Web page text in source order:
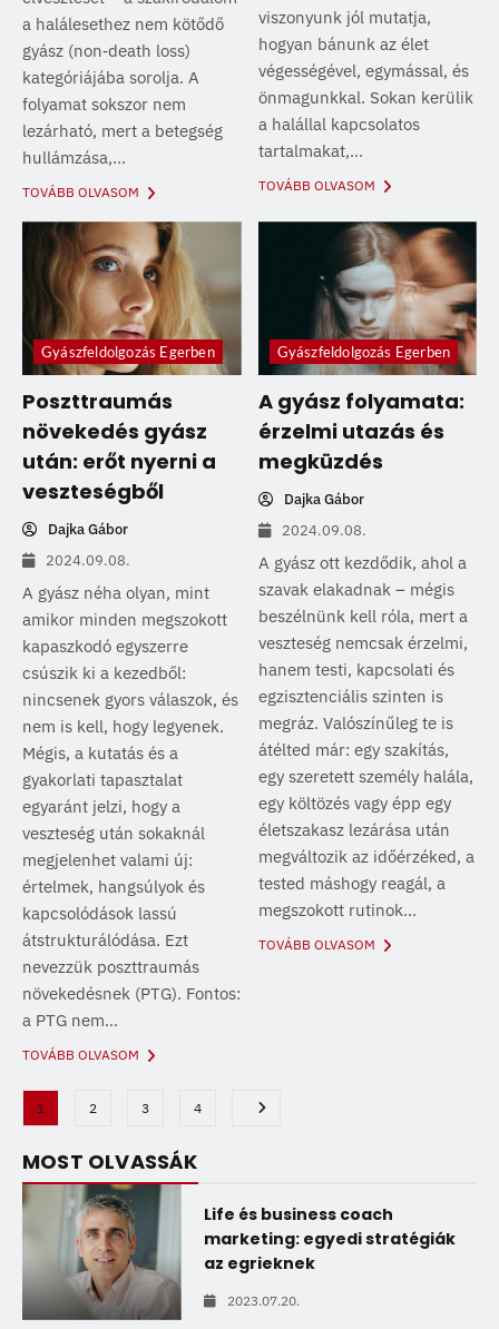
a halálesethez nem kötődő
gyász (non‑death loss)
kategóriájába sorolja. A
folyamat sokszor nem
lezárható, mert a betegség
hullámzása,...
TOVÁBB OLVASOM
viszonyunk jól mutatja,
hogyan bánunk az élet
végességével, egymással, és
önmagunkkal. Sokan kerülik
a halállal kapcsolatos
tartalmakat,...
TOVÁBB OLVASOM
Gyászfeldolgozás Egerben
Poszttraumás
növekedés gyász
után: erőt nyerni a
veszteségből
Dajka Gábor
2024.09.08.
A gyász néha olyan, mint
amikor minden megszokott
kapaszkodó egyszerre
csúszik ki a kezedből:
nincsenek gyors válaszok, és
nem is kell, hogy legyenek.
Mégis, a kutatás és a
gyakorlati tapasztalat
egyaránt jelzi, hogy a
veszteség után sokaknál
megjelenhet valami új:
értelmek, hangsúlyok és
kapcsolódások lassú
átstrukturálódása. Ezt
nevezzük poszttraumás
növekedésnek (PTG). Fontos:
a PTG nem...
TOVÁBB OLVASOM
Gyászfeldolgozás Egerben
A gyász folyamata:
érzelmi utazás és
megküzdés
Dajka Gábor
2024.09.08.
A gyász ott kezdődik, ahol a
szavak elakadnak – mégis
beszélnünk kell róla, mert a
veszteség nemcsak érzelmi,
hanem testi, kapcsolati és
egzisztenciális szinten is
megráz. Valószínűleg te is
átélted már: egy szakítás,
egy szeretett személy halála,
egy költözés vagy épp egy
életszakasz lezárása után
megváltozik az időérzéked, a
tested máshogy reagál, a
megszokott rutinok...
TOVÁBB OLVASOM
1 2 3 4
MOST OLVASSÁK
Life és business coach
marketing: egyedi stratégiák
az egrieknek
2023.07.20.